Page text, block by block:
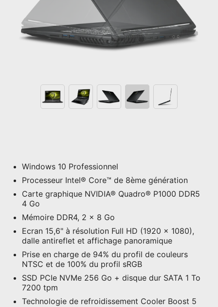
Windows 10 Professionnel
Processeur Intel® Core™ de 8ème génération
Carte graphique NVIDIA® Quadro® P1000 DDR5
4 Go
Mémoire DDR4, 2 x 8 Go
Ecran 15,6" à résolution Full HD (1920 x 1080),
dalle antireflet et affichage panoramique
Prise en charge de 94% du profil de couleurs
NTSC et de 100% du profil sRGB
SSD PCIe NVMe 256 Go + disque dur SATA 1 To
7200 tpm
Technologie de refroidissement Cooler Boost 5